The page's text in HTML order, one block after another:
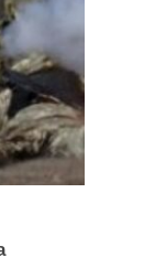
со спамом.
комментариев